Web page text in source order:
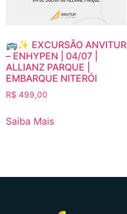
🚌✨ EXCURSÃO ANVITUR
– ENHYPEN | 04/07 |
ALLIANZ PARQUE |
EMBARQUE NITERÓI
R$ 499,00
Saiba Mais